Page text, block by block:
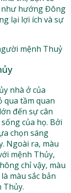
như hướng Đông
lại lợi ích và sự
nhà ở của
tầm quan
đến sự cân
của họ. Bởi
chọn sáng
Ngoài ra, màu
mệnh Thủy,
chỉ vậy, màu
màu sắc bản
Thủy.